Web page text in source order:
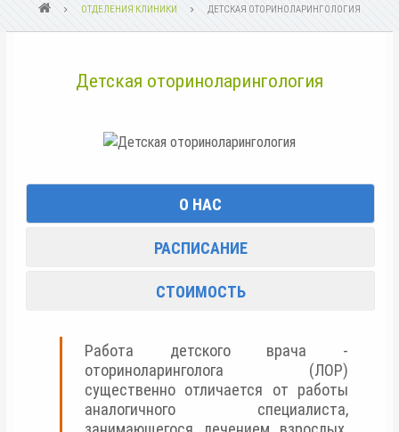
t-
СТРОКА
НАВИГАЦИИ
ОТДЕЛЕНИЯ КЛИНИКИ ДЕТСКАЯ ОТОРИНОЛАРИНГОЛОГИЯ
Детская оториноларингология
О НАС
РАСПИСАНИЕ
СТОИМОСТЬ
Работа детского врача -
оториноларинголога (ЛОР)
существенно отличается от работы
аналогичного специалиста,